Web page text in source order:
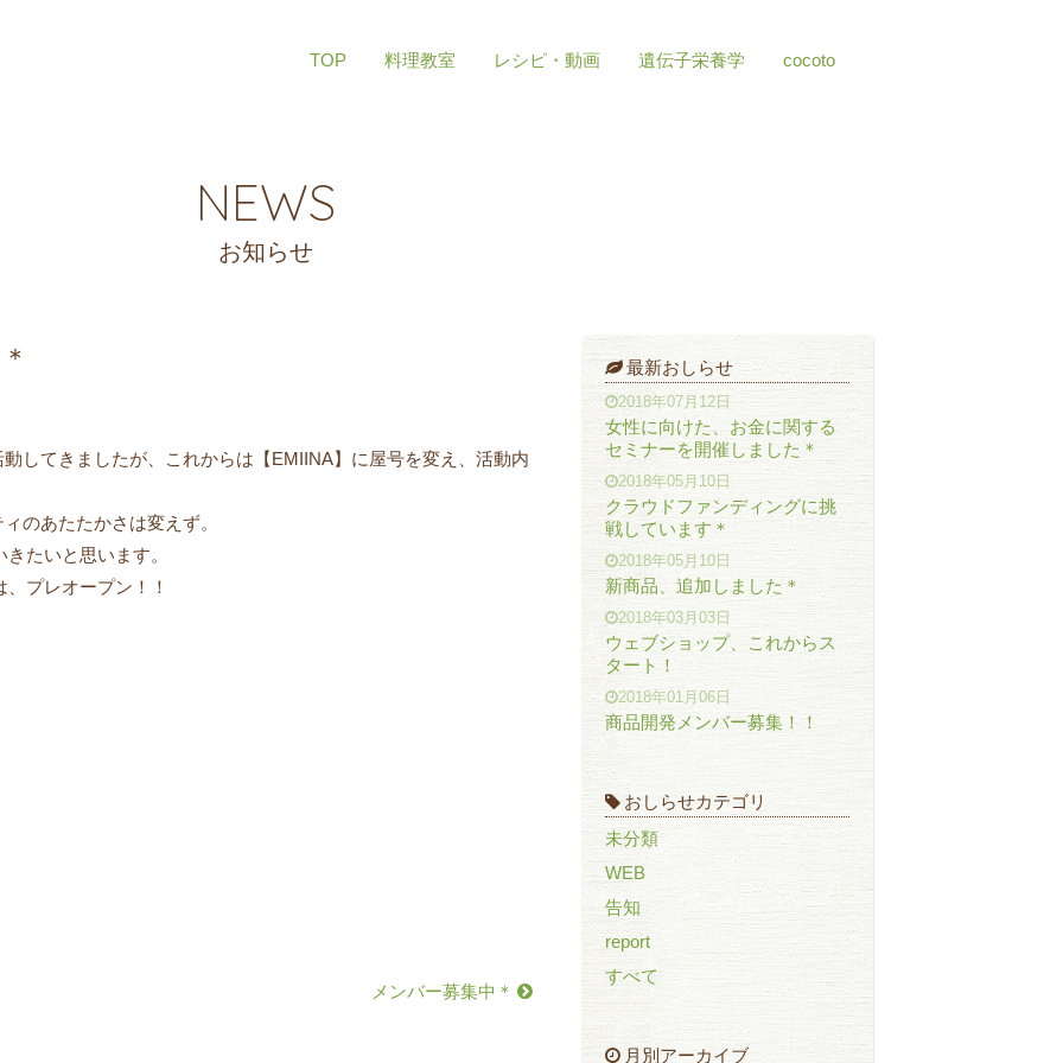
TOP 料理教室 レシピ・動画 遺伝子栄養学 cocoto
NEWS
お知らせ
してきましたが、これからは【EMIINA】に屋号を変え、活動内
のあたたかさは変えず。
たいと思います。
プレオープン！！
メンバー募集中＊
最新おしらせ
2018年07月12日
女性に向けた、お金に関する
セミナーを開催しました＊
2018年05月10日
クラウドファンディングに挑
戦しています＊
2018年05月10日
新商品、追加しました＊
2018年03月03日
ウェブショップ、これからス
タート！
2018年01月06日
商品開発メンバー募集！！
おしらせカテゴリ
未分類
WEB
告知
report
すべて
月別アーカイブ